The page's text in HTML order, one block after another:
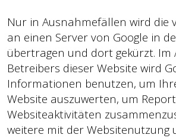
Nur in Ausnahmefällen wird die
an einen Server von Google in
übertragen und dort gekürzt. Im
Betreibers dieser Website wird
Informationen benutzen, um
Website auszuwerten, um
Websiteaktivitäten
weitere mit der Websitenutzung